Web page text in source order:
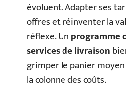
évoluent. Adapter ses
offres et réinventer la
réflexe. Unprogramme
services de livraison
grimper le panier
la colonne des coûts.